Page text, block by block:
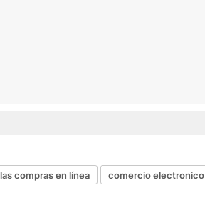
las compras en línea comercio electronico